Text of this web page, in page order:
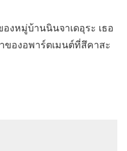
งหมู่บ้านนินจาเดอุระ เธอ
ของอพาร์ตเมนต์ที่สึคาสะ